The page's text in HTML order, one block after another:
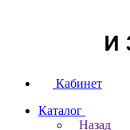
Кабинет
Каталог
Назад